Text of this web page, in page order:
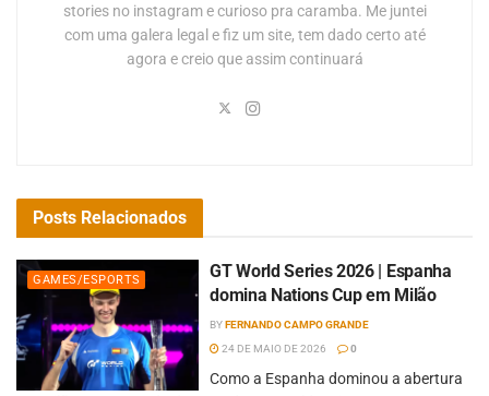
stories no instagram e curioso pra caramba. Me juntei
com uma galera legal e fiz um site, tem dado certo até
agora e creio que assim continuará
Posts Relacionados
GAMES/ESPORTS
GT World Series 2026 | Espanha
domina Nations Cup em Milão
BYFERNANDO CAMPO GRANDE
24 DE MAIO DE 2026
0
Como a Espanha dominou a abertura